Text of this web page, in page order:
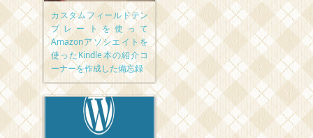
カスタムフィールドテン
プレートを使って
Amazonアソシエイトを
使ったKindle本の紹介コ
ーナーを作成した備忘録